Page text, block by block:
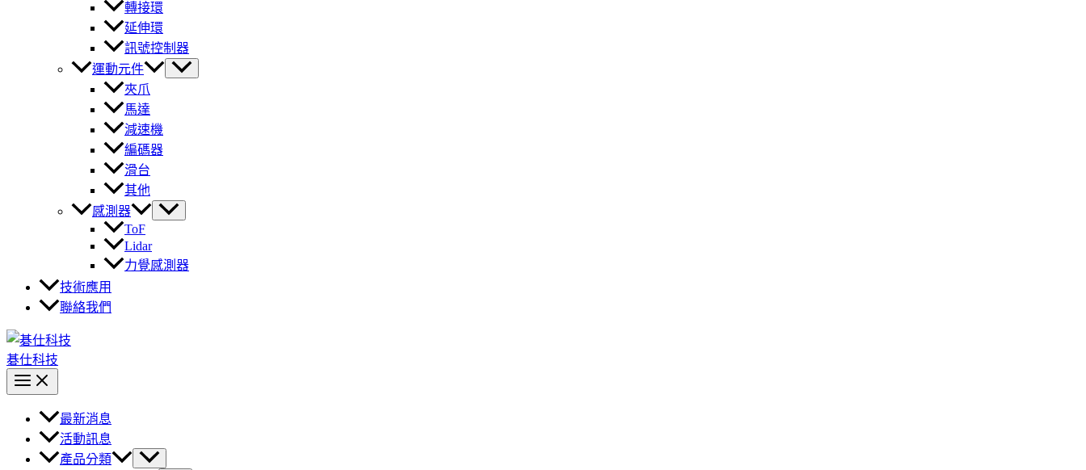
轉接環
延伸環
訊號控制器
運動元件
夾爪
馬達
減速機
編碼器
滑台
其他
感測器
ToF
Lidar
力覺感測器
技術應用
聯絡我們
碁仕科技
最新消息
活動訊息
產品分類